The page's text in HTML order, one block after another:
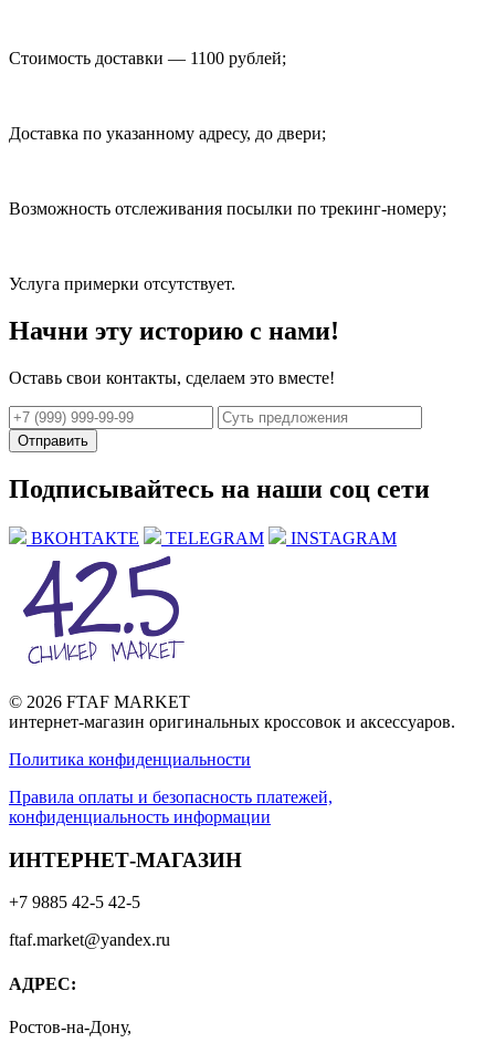
Стоимость доставки — 1100 рублей;
Доставка по указанному адресу, до двери;
Возможность отслеживания посылки по трекинг-номеру;
Услуга примерки отсутствует.
Начни эту историю с нами!
Оставь свои контакты, сделаем это вместе!
Отправить
Подписывайтесь на наши соц сети
ВКОНТАКТЕ TELEGRAM INSTAGRAM
© 2026 FTAF MARKET
интернет-магазин оригинальных кроссовок и аксессуаров.
Политика конфиденциальности
Правила оплаты и безопасность платежей,
конфиденциальность информации
ИНТЕРНЕТ-МАГАЗИН
+7 9885 42-5 42-5
ftaf.market@yandex.ru
АДРЕС:
Ростов-на-Дону,